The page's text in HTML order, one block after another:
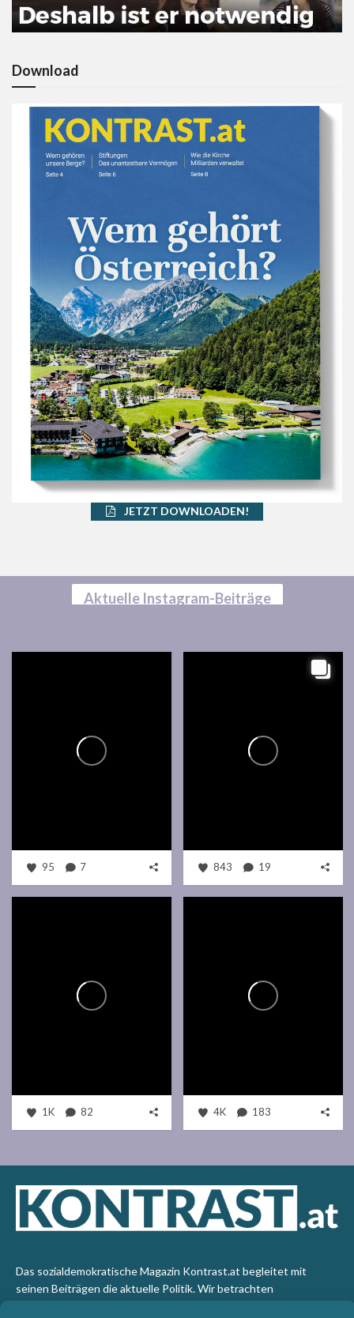
Download
JETZT DOWNLOADEN!
Aktuelle Instagram-Beiträge
95 7 843 19
1K 82 4K 183
Das sozialdemokratische Magazin Kontrast.at begleitet mit
seinen Beiträgen die aktuelle Politik. Wir betrachten